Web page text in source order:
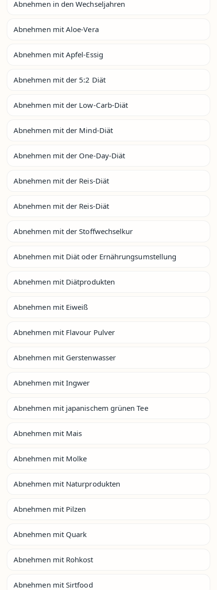
Abnehmen in den Wechseljahren
Abnehmen mit Aloe-Vera
Abnehmen mit Apfel-Essig
Abnehmen mit der 5:2 Diät
Abnehmen mit der Low-Carb-Diät
Abnehmen mit der Mind-Diät
Abnehmen mit der One-Day-Diät
Abnehmen mit der Reis-Diät
Abnehmen mit der Reis-Diät
Abnehmen mit der Stoffwechselkur
Abnehmen mit Diät oder Ernährungsumstellung
Abnehmen mit Diätprodukten
Abnehmen mit Eiweiß
Abnehmen mit Flavour Pulver
Abnehmen mit Gerstenwasser
Abnehmen mit Ingwer
Abnehmen mit japanischem grünen Tee
Abnehmen mit Mais
Abnehmen mit Molke
Abnehmen mit Naturprodukten
Abnehmen mit Pilzen
Abnehmen mit Quark
Abnehmen mit Rohkost
Abnehmen mit Sirtfood